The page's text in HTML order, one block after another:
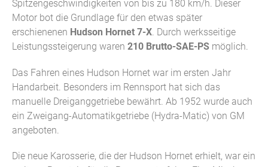
Spitzengeschwindigkeiten von bis zu 180 km/h. Dieser
Motor bot die Grundlage für den etwas später
erschienenen Hudson Hornet 7-X. Durch werksseitige
Leistungssteigerung waren 210 Brutto-SAE-PS möglich.
Das Fahren eines Hudson Hornet war im ersten Jahr
Handarbeit. Besonders im Rennsport hat sich das
manuelle Dreiganggetriebe bewährt. Ab 1952 wurde auch
ein Zweigang-Automatikgetriebe (Hydra-Matic) von GM
angeboten.
Die neue Karosserie, die der Hudson Hornet erhielt, war ein